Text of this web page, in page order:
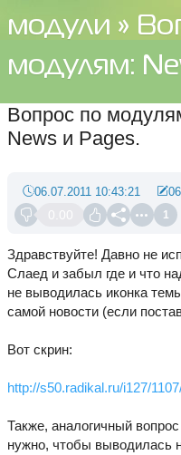
модули »
модулям:
Вопрос по
News и Pages.
0.00 1
06.07.2011 10:43:21
Здравствуйте! Давно не
Слаед и забыл где и что
не выводилась иконка
самой новости (если
Вот скрин:
http://s50.radikal.ru/i127/
Также, аналогичный
нужно, чтобы выводилась